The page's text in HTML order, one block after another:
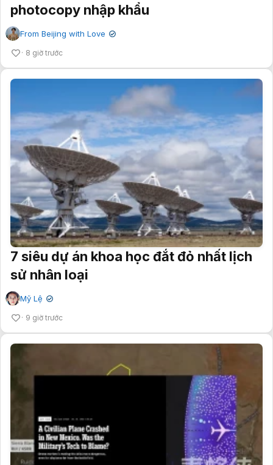
photocopy nhập khẩu
From Beijing with Love ✔
8 giờ trước
7 siêu dự án khoa học đắt đỏ nhất lịch
sử nhân loại
Mỹ Lệ ✔
9 giờ trước